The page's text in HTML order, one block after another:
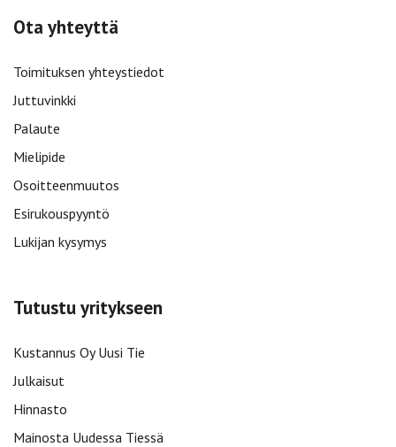
Ota yhteyttä
Toimituksen yhteystiedot
Juttuvinkki
Palaute
Mielipide
Osoitteenmuutos
Esirukouspyyntö
Lukijan kysymys
Tutustu yritykseen
Kustannus Oy Uusi Tie
Julkaisut
Hinnasto
Mainosta Uudessa Tiessä